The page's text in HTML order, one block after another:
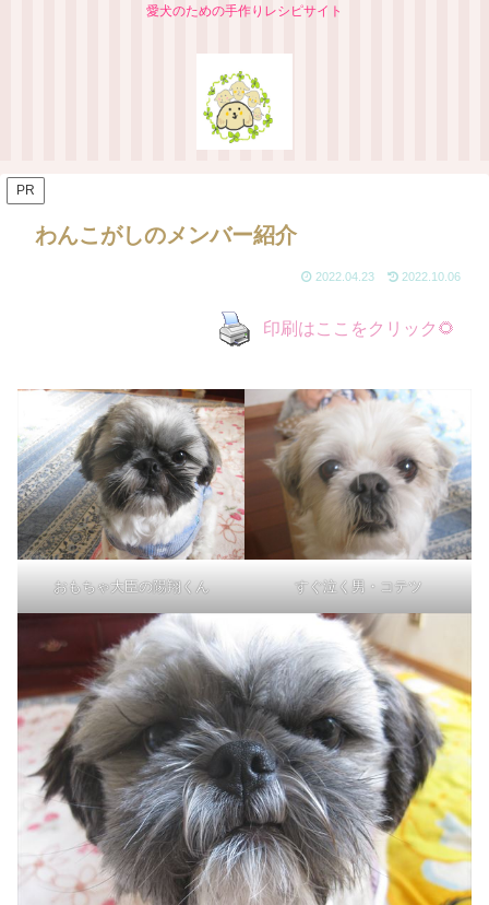
愛犬のための手作りレシピサイト
PR
わんこがしのメンバー紹介
2022.04.23 2022.10.06
印刷はここをクリック🌻
おもちゃ大臣の陽翔くん すぐ泣く男・コテツ